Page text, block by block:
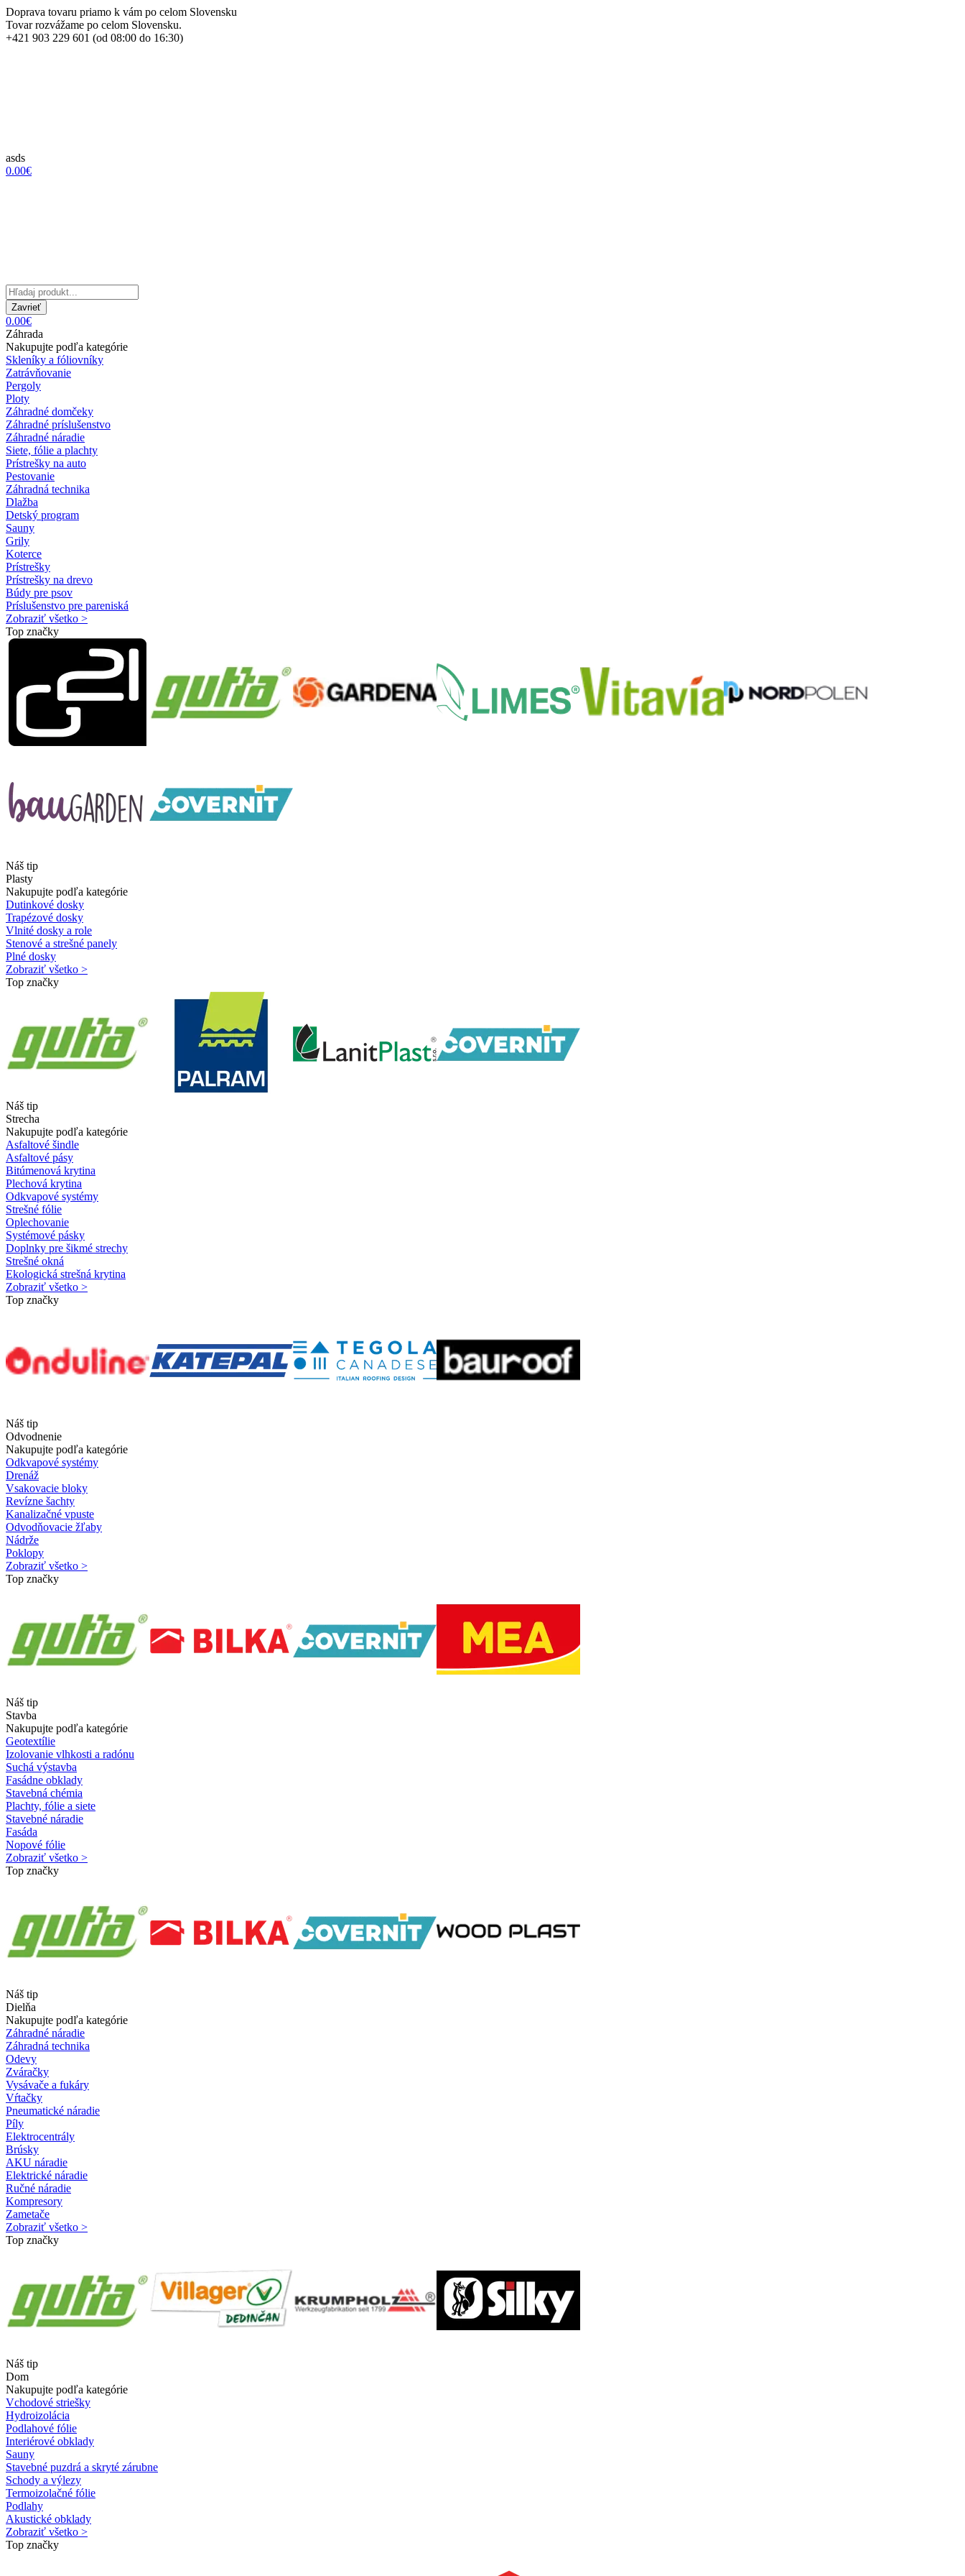
Doprava tovaru priamo k vám po celom Slovensku
Tovar rozvážame po celom Slovensku.
+421 903 229 601 (od 08:00 do 16:30)
asds
0.00€
Zavrieť
0.00€
Záhrada
Nakupujte podľa kategórie
Skleníky a fóliovníky
Zatrávňovanie
Pergoly
Ploty
Záhradné domčeky
Záhradné príslušenstvo
Záhradné náradie
Siete, fólie a plachty
Prístrešky na auto
Pestovanie
Záhradná technika
Dlažba
Detský program
Sauny
Grily
Koterce
Prístrešky
Prístrešky na drevo
Búdy pre psov
Príslušenstvo pre pareniská
Zobraziť všetko >
Top značky
Náš tip
Plasty
Nakupujte podľa kategórie
Dutinkové dosky
Trapézové dosky
Vlnité dosky a role
Stenové a strešné panely
Plné dosky
Zobraziť všetko >
Top značky
Náš tip
Strecha
Nakupujte podľa kategórie
Asfaltové šindle
Asfaltové pásy
Bitúmenová krytina
Plechová krytina
Odkvapové systémy
Strešné fólie
Oplechovanie
Systémové pásky
Doplnky pre šikmé strechy
Strešné okná
Ekologická strešná krytina
Zobraziť všetko >
Top značky
Náš tip
Odvodnenie
Nakupujte podľa kategórie
Odkvapové systémy
Drenáž
Vsakovacie bloky
Revízne šachty
Kanalizačné vpuste
Odvodňovacie žľaby
Nádrže
Poklopy
Zobraziť všetko >
Top značky
Náš tip
Stavba
Nakupujte podľa kategórie
Geotextílie
Izolovanie vlhkosti a radónu
Suchá výstavba
Fasádne obklady
Stavebná chémia
Plachty, fólie a siete
Stavebné náradie
Fasáda
Nopové fólie
Zobraziť všetko >
Top značky
Náš tip
Dielňa
Nakupujte podľa kategórie
Záhradné náradie
Záhradná technika
Odevy
Zváračky
Vysávače a fukáry
Vŕtačky
Pneumatické náradie
Píly
Elektrocentrály
Brúsky
AKU náradie
Elektrické náradie
Ručné náradie
Kompresory
Zametače
Zobraziť všetko >
Top značky
Náš tip
Dom
Nakupujte podľa kategórie
Vchodové striešky
Hydroizolácia
Podlahové fólie
Interiérové obklady
Sauny
Stavebné puzdrá a skryté zárubne
Schody a výlezy
Termoizolačné fólie
Podlahy
Akustické obklady
Zobraziť všetko >
Top značky